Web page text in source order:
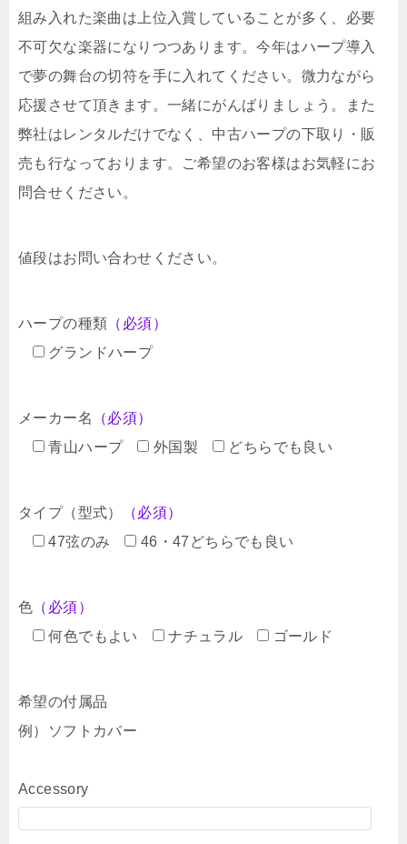
組み入れた楽曲は上位入賞していることが多く、必要
不可欠な楽器になりつつあります。今年はハープ導入
で夢の舞台の切符を手に入れてください。微力ながら
応援させて頂きます。一緒にがんばりましょう。また
弊社はレンタルだけでなく、中古ハープの下取り・販
売も行なっております。ご希望のお客様はお気軽にお
問合せください。
値段はお問い合わせください。
ハープの種類 （必須）
グランドハープ
メーカー名
（必須）
青山ハープ
外国製 どちらでも良い
タイプ（型式）
（必須）
47弦のみ
46・47どちらでも良い
色 （必須）
何色でもよい
ナチュラル ゴールド
希望の付属品
例）ソフトカバー
Accessory